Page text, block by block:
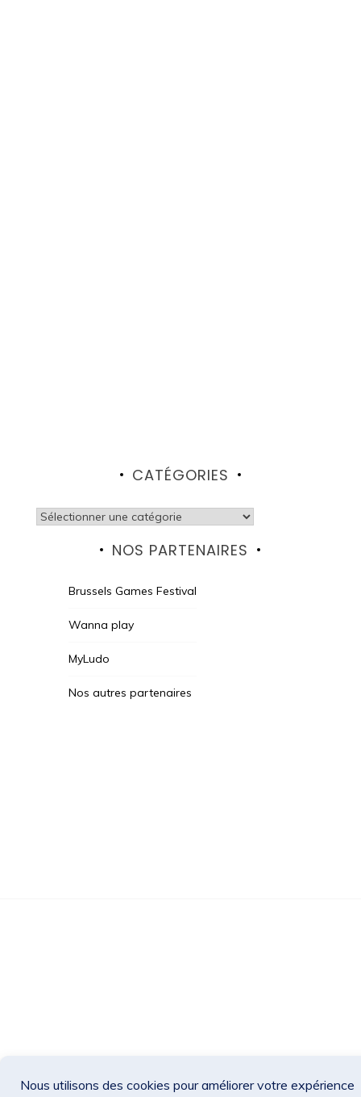
CATÉGORIES
Catégories
NOS PARTENAIRES
Brussels Games Festival
Wanna play
MyLudo
Nos autres partenaires